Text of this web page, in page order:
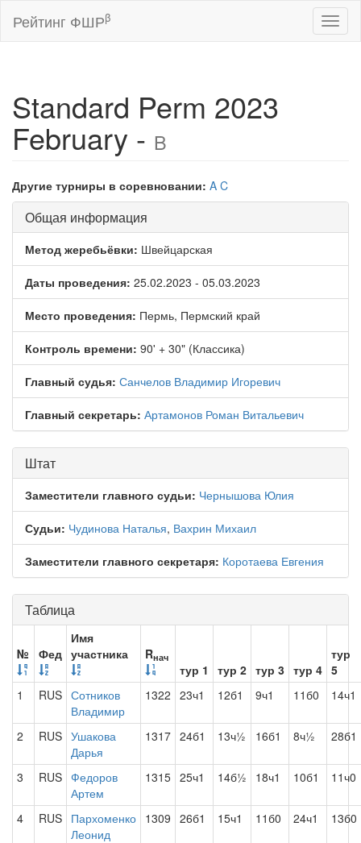
Рейтинг ФШРβ
Standard Perm 2023
February - B
Другие турниры в соревновании: A C
Общая информация
Метод жеребьёвки: Швейцарская
Даты проведения: 25.02.2023 - 05.03.2023
Место проведения: Пермь, Пермский край
Контроль времени: 90' + 30" (Классика)
Главный судья: Санчелов Владимир Игоревич
Главный секретарь: Артамонов Роман Витальевич
Штат
Заместители главного судьи: Чернышова Юлия
Судьи: Чудинова Наталья, Вахрин Михаил
Заместители главного секретаря: Коротаева Евгения
Таблица
№ Фед
Имя
участника
Rнач
тур 1 тур 2 тур 3 тур 4
тур
5
1
RUS Сотников
Владимир
1322 23ч1 12б1 9ч1 11б0 14ч1
2 RUS Ушакова
Дарья
1317 24б1 13ч½ 16б1 8ч½ 28б1
3 RUS Федоров
Артем
1315 25ч1 14б½ 18ч1 10б1 11ч0
4 RUS Пархоменко
Леонид
1309 26б1 15ч1 11б0 24ч1 13б0